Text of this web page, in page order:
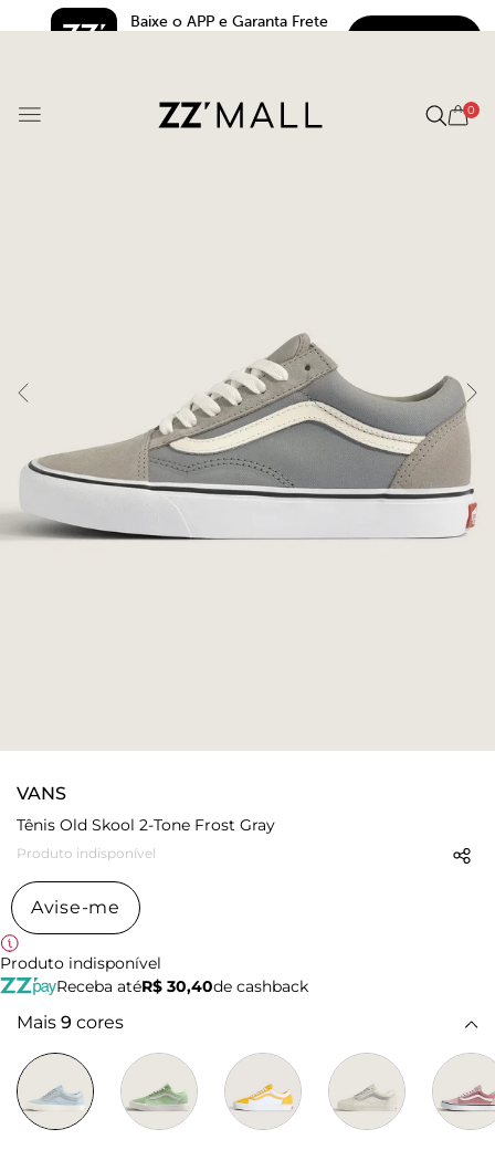
Baixe o APP e Garanta Frete
0
VANS
Tênis Old Skool 2-Tone Frost Gray
Produto indisponível
Avise-me
Produto indisponível
Receba atéR$ 30,40de cashback
Mais 9 cores